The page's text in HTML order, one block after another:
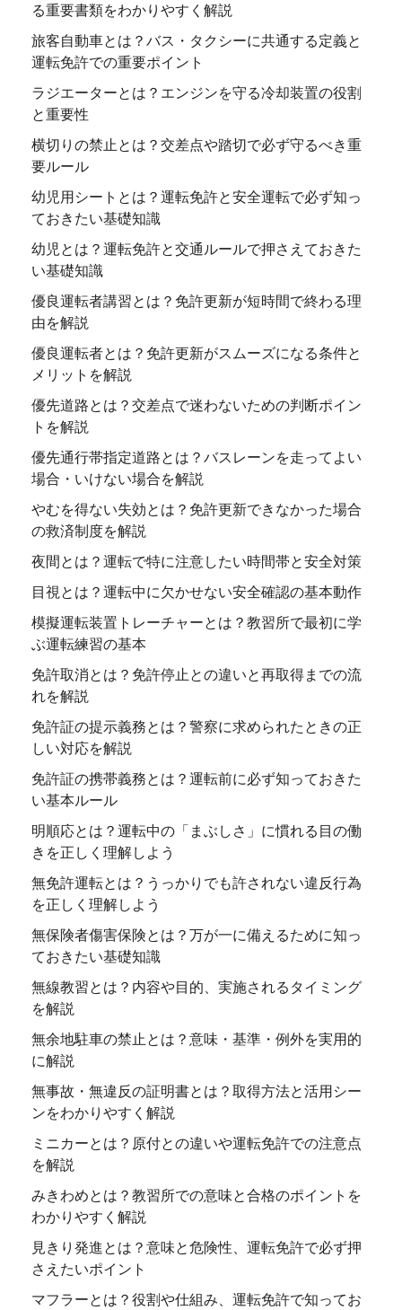
る重要書類をわかりやすく解説
旅客自動車とは？バス・タクシーに共通する定義と
運転免許での重要ポイント
ラジエーターとは？エンジンを守る冷却装置の役割
と重要性
横切りの禁止とは？交差点や踏切で必ず守るべき重
要ルール
幼児用シートとは？運転免許と安全運転で必ず知っ
ておきたい基礎知識
幼児とは？運転免許と交通ルールで押さえておきた
い基礎知識
優良運転者講習とは？免許更新が短時間で終わる理
由を解説
優良運転者とは？免許更新がスムーズになる条件と
メリットを解説
優先道路とは？交差点で迷わないための判断ポイン
トを解説
優先通行帯指定道路とは？バスレーンを走ってよい
場合・いけない場合を解説
やむを得ない失効とは？免許更新できなかった場合
の救済制度を解説
夜間とは？運転で特に注意したい時間帯と安全対策
目視とは？運転中に欠かせない安全確認の基本動作
模擬運転装置トレーチャーとは？教習所で最初に学
ぶ運転練習の基本
免許取消とは？免許停止との違いと再取得までの流
れを解説
免許証の提示義務とは？警察に求められたときの正
しい対応を解説
免許証の携帯義務とは？運転前に必ず知っておきた
い基本ルール
明順応とは？運転中の「まぶしさ」に慣れる目の働
きを正しく理解しよう
無免許運転とは？うっかりでも許されない違反行為
を正しく理解しよう
無保険者傷害保険とは？万が一に備えるために知っ
ておきたい基礎知識
無線教習とは？内容や目的、実施されるタイミング
を解説
無余地駐車の禁止とは？意味・基準・例外を実用的
に解説
無事故・無違反の証明書とは？取得方法と活用シー
ンをわかりやすく解説
ミニカーとは？原付との違いや運転免許での注意点
を解説
みきわめとは？教習所での意味と合格のポイントを
わかりやすく解説
見きり発進とは？意味と危険性、運転免許で必ず押
さえたいポイント
マフラーとは？役割や仕組み、運転免許で知ってお